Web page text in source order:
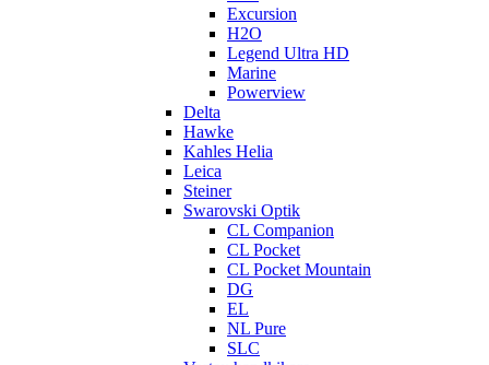
Excursion
H2O
Legend Ultra HD
Marine
Powerview
Delta
Hawke
Kahles Helia
Leica
Steiner
Swarovski Optik
CL Companion
CL Pocket
CL Pocket Mountain
DG
EL
NL Pure
SLC